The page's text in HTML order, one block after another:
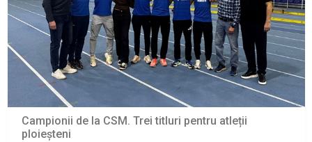
Campionii de la CSM. Trei titluri pentru atleții
ploieșteni